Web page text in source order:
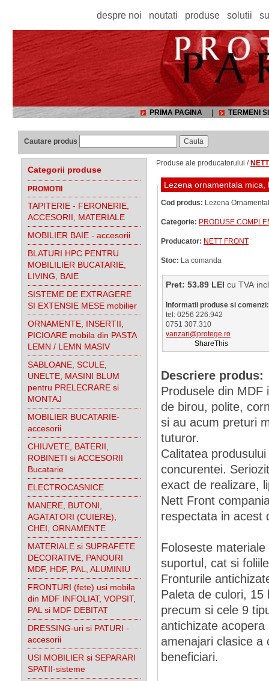
despre noi noutati produse solutii
PRIMA PAGINA TERMENI
Cautare produs
Categorii produse
PROMOTII
TAPITERIE - FERONERIE,
ACCESORII, MATERIALE
MOBILIER BAIE - accesorii
BLATURI HPC PENTRU
MOBILILIER BUCATARIE,
LIVING, BAIE
SISTEME DE EXTRAGERE
SI EXTENSIE MESE mobilier
ORNAMENTE, INSERTII,
PICIOARE mobila din PASTA
LEMN / LEMN MASIV
SABLOANE, SCULE,
UNELTE, MASINI BLUM
pentru PRELECRARE si
MONTAJ
MOBILIER BUCATARIE-
accesorii
CHIUVETE, BATERII,
ROBINETI si ACCESORII
Bucatarie
ELECTROCASNICE
MANERE, BUTONI,
AGATATORI (CUIERE),
CHEI, ORNAMENTE
MATERIALE si SUPRAFETE
DECORATIVE, PANOURI
MDF, HDF, PAL, ALUMINIU
FRONTURI (fete) usi mobila
din MDF INFOLIAT, VOPSIT,
PAL si MDF DEBITAT
DRESSING-uri si PATURI -
accesorii
USI MOBILIER si SEPARARI
SPATII-sisteme
Produse ale producatorului /
Lezena ornamentala mica,
Cod produs: Lezena
Categorie: PRODUSE
Producator: NETT FRONT
Stoc: La comanda
Pret: 53.89 LEI cu
Informatii produse si comenzi:
tel: 0256 226.942
0751 307.310
vanzari@protege.ro
ShareThis
Descriere produs:
Produsele din MDF
de birou, polite,
si au acum preturi
tuturor.
Calitatea
concurentei.
exact de realizare,
Nett Front
respectata in acest
Foloseste
suportul, cat si
Fronturile
Paleta de culori,
precum si cele 9
antichizate
amenajari clasice a
beneficiari.